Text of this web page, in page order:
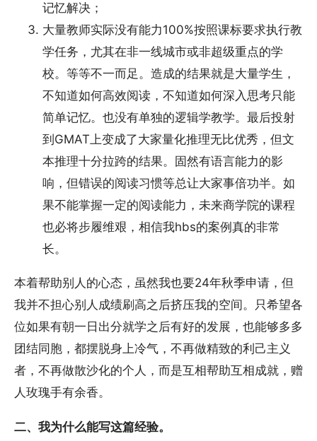
记忆解决；
大量教师实际没有能力100%按照课标要求执行教
学任务，尤其在非一线城市或非超级重点的学
校。等等不一而足。造成的结果就是大量学生，
不知道如何高效阅读，不知道如何深入思考只能
简单记忆。也没有单独的逻辑学教学。最后投射
到GMAT上变成了大家量化推理无比优秀，但文
本推理十分拉跨的结果。固然有语言能力的影
响，但错误的阅读习惯等总让大家事倍功半。如
果不能掌握一定的阅读能力，未来商学院的课程
也必将步履维艰，相信我hbs的案例真的非常
长。
本着帮助别人的心态，虽然我也要24年秋季申请，但
我并不担心别人成绩刷高之后挤压我的空间。只希望各
位如果有朝一日出分就学之后有好的发展，也能够多多
团结同胞，都摆脱身上冷气，不再做精致的利己主义
者，不再做散沙化的个人，而是互相帮助互相成就，赠
人玫瑰手有余香。
二、我为什么能写这篇经验。